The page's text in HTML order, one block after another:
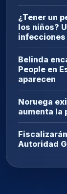
¿Tener un
los niños?
Belinda
People en
aparecen
Noruega
aumenta la
Autoridad